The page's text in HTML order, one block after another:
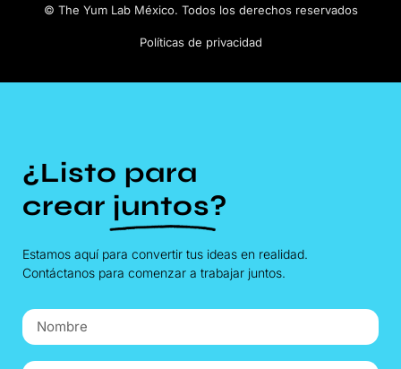
© The Yum Lab México. Todos los derechos reservados
Políticas de privacidad
¿Listo para
crear juntos?
Estamos aquí para convertir tus ideas en realidad.
Contáctanos para comenzar a trabajar juntos.